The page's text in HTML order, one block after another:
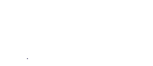
.